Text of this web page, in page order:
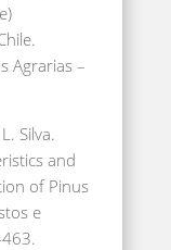
Agrarias –
Silva.
and
of Pinus
e